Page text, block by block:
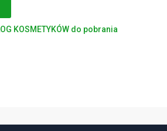
KOSMETYKÓW do pobrania